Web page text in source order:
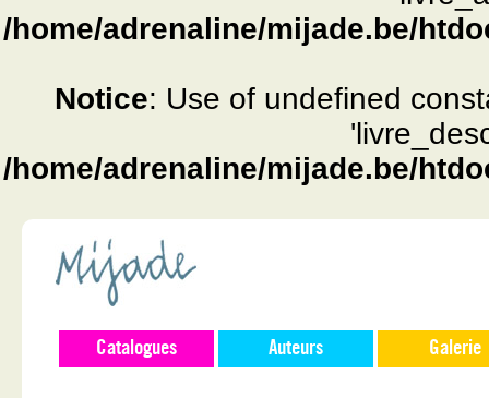
/home/adrenaline/mijade.be/
Notice: Use of undefined
/home/adrenaline/mijade.be/
Catalogues Auteurs Galerie